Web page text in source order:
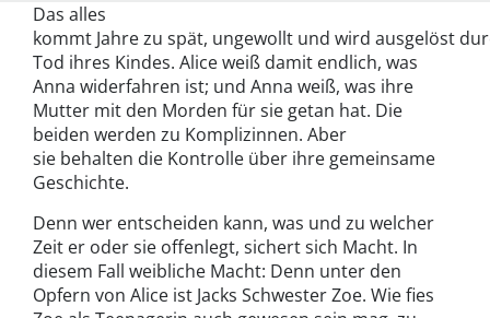
Das alles
kommt Jahre zu spät, ungewollt und wird ausgelöst
Tod ihres Kindes. Alice weiß damit endlich, was
Anna widerfahren ist; und Anna weiß, was ihre
Mutter mit den Morden für sie getan hat. Die
beiden werden zu Komplizinnen. Aber
sie behalten die Kontrolle über ihre gemeinsame
Geschichte.
Denn wer entscheiden kann, was und zu welcher
Zeit er oder sie offenlegt, sichert sich Macht. In
diesem Fall weibliche Macht: Denn unter den
Opfern von Alice ist Jacks Schwester Zoe. Wie fies